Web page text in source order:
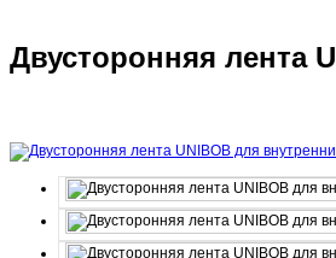
Двусторонняя лента